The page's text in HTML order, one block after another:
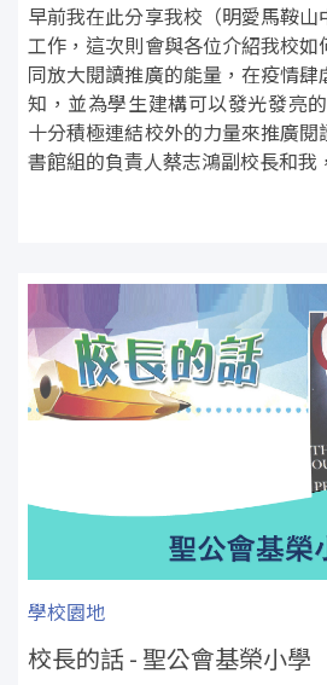
早前我在此分享我校（明愛馬鞍
工作，這次則會與各位介紹我校
同放大閱讀推廣的能量，在疫情
知，並為學生建構可以發光發亮
十分積極連結校外的力量來推廣
書館組的負責人蔡志鴻副校長和我
學校園地
校長的話 - 聖公會基榮小學